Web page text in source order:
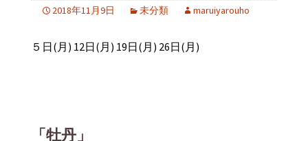
2018年11月9日 未分類 maruiyarouho
５日(月) 12日(月) 19日(月) 26日(月)
「牡丹」